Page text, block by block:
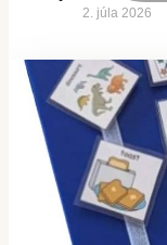
2. júla 2026